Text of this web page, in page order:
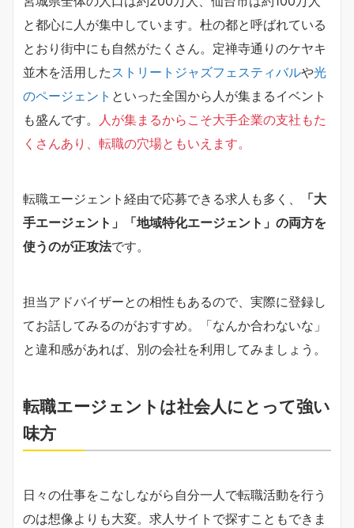
と都心に人が集中しています。杜の都と呼ばれている
とおり街中にも自然がたくさん。定禅寺通りのケヤキ
並木を活用した ストリートジャズフェスティバルや光
のページェント といった全国から人が集まるイベント
も盛んです。
人が集まるからこそ大手企業の支社もた
くさんあり、転職の穴場ともいえます。
転職エージェント経由で応募できる求人も多く、
「大
手エージェント」「地域特化エージェント」の両方を
使うのが正攻法です。
担当アドバイザーとの相性もあるので、実際に登録し
てお話してみるのがおすすめ。「なんか合わないな」
と違和感があれば、別の会社を利用してみましょう。
転職エージェントは社会人にとって強い
味方
日々の仕事をこなしながら自分一人で転職活動を行う
のは想像よりも大変。求人サイトで探すこともできま